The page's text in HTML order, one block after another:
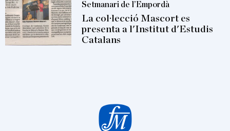
Setmanari de l’Empordà
La col·lecció Mascort es
presenta a l'Institut d'Estudis
Catalans